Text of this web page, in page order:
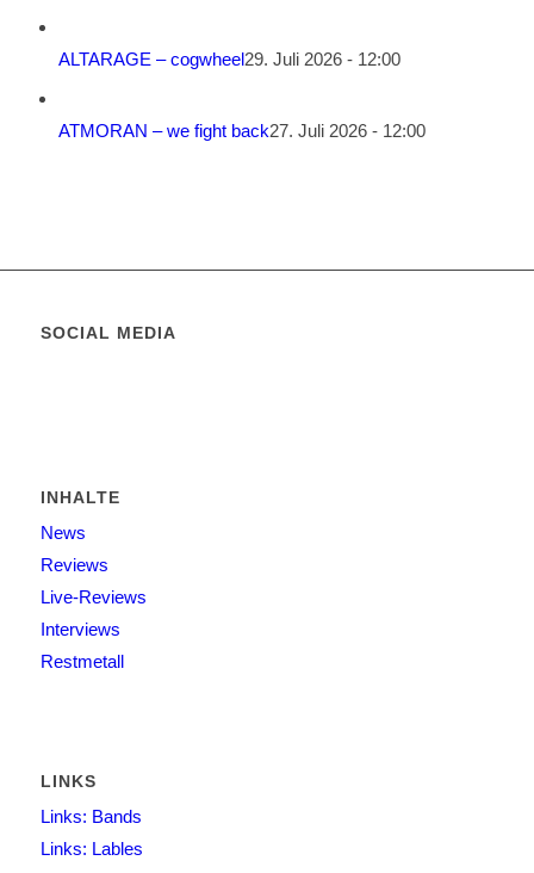
ALTARAGE – cogwheel29. Juli 2026 - 12:00
ATMORAN – we fight back27. Juli 2026 - 12:00
SOCIAL MEDIA
INHALTE
News
Reviews
Live-Reviews
Interviews
Restmetall
LINKS
Links: Bands
Links: Lables